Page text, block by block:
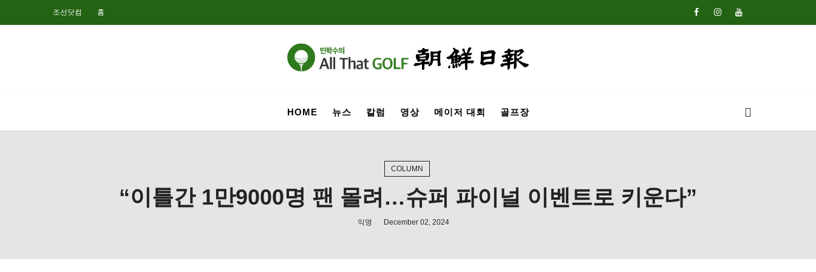
조선닷컴 홈
HOME 뉴스 칼럼 영상 메이저 대회 골프장
COLUMN
“이틀간 1만9000명 팬 몰려…슈퍼 파이널 이벤트로 키운다”
익명 December 02, 2024